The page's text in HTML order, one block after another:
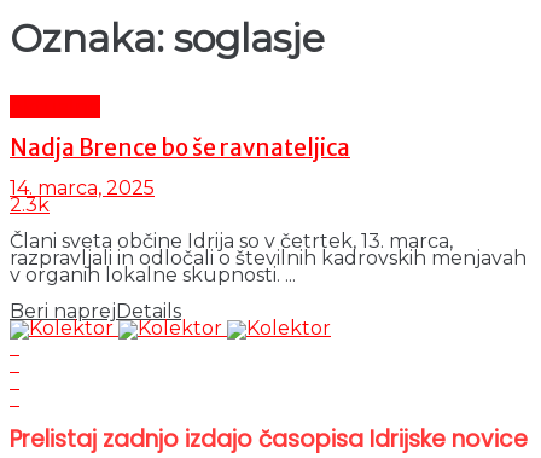
Oznaka: soglasje
Nadja Brence bo še ravnateljica
14. marca, 2025
2.3k
Člani sveta občine Idrija so v četrtek, 13. marca,
razpravljali in odločali o številnih kadrovskih menjavah
v organih lokalne skupnosti. ...
Beri naprej Details
Prelistaj zadnjo izdajo časopisa Idrijske novice